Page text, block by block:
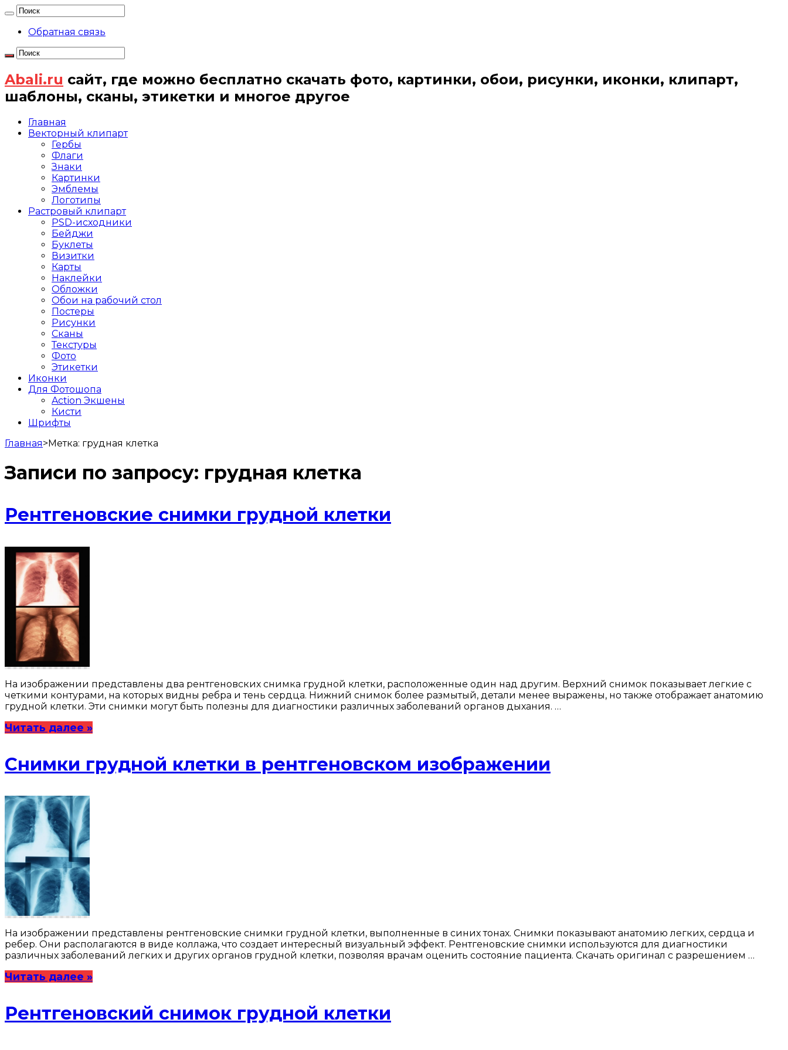
Обратная связь
Abali.ru сайт, где можно бесплатно скачать фото, картинки, обои, рисунки, иконки, клипарт,
шаблоны, сканы, этикетки и многое другое
Главная
Векторный клипарт
Гербы
Флаги
Знаки
Картинки
Эмблемы
Логотипы
Растровый клипарт
PSD-исходники
Бейджи
Буклеты
Визитки
Карты
Наклейки
Обложки
Обои на рабочий стол
Постеры
Рисунки
Сканы
Текстуры
Фото
Этикетки
Иконки
Для Фотошопа
Action Экшены
Кисти
Шрифты
Главная>Метка: грудная клетка
Записи по запросу: грудная клетка
Рентгеновские снимки грудной клетки
На изображении представлены два рентгеновских снимка грудной клетки, расположенные один над другим. Верхний снимок показывает легкие с
четкими контурами, на которых видны ребра и тень сердца. Нижний снимок более размытый, детали менее выражены, но также отображает анатомию
грудной клетки. Эти снимки могут быть полезны для диагностики различных заболеваний органов дыхания. …
Читать далее »
Снимки грудной клетки в рентгеновском изображении
На изображении представлены рентгеновские снимки грудной клетки, выполненные в синих тонах. Снимки показывают анатомию легких, сердца и
ребер. Они располагаются в виде коллажа, что создает интересный визуальный эффект. Рентгеновские снимки используются для диагностики
различных заболеваний легких и других органов грудной клетки, позволяя врачам оценить состояние пациента. Скачать оригинал с разрешением …
Читать далее »
Рентгеновский снимок грудной клетки